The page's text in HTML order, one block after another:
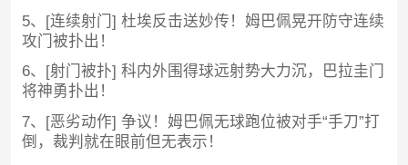
5、[连续射门] 杜埃反击送妙传！姆巴佩晃开防守连续
攻门被扑出！
6、[射门被扑] 科内外围得球远射势大力沉，巴拉圭门
将神勇扑出！
7、[恶劣动作] 争议！姆巴佩无球跑位被对手“手刀”打
倒，裁判就在眼前但无表示！